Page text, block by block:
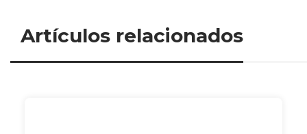
Artículos relacionados